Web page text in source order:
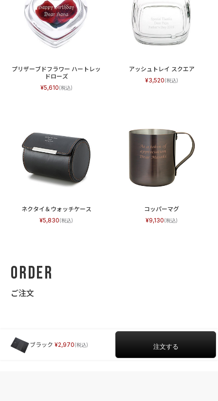
プリザーブドフラワー ハートレッ
ドローズ
5,610
アッシュトレイ スクエア
3,520
ネクタイ＆ウォッチケース
5,830
コッパーマグ
9,130
Order
ご注文
ブラック 2,970